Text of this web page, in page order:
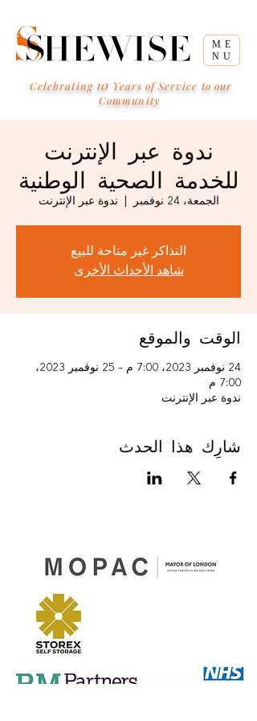
ME
NU
Celebrating 10 Years of Service to our
Community
ندوة عبر الإنترنت
للخدمة الصحية الوطنية
الجمعة، 24 نوفمبر ندوة عبر الإنترنت
التذاكر غير متاحة للبيع
شاهد الأحداث الأخرى
الوقت والموقع
24 نوفمبر 2023، 7:00 م – 25 نوفمبر 2023،
7:00 م
ندوة عبر الإنترنت
شارِك هذا الحدث